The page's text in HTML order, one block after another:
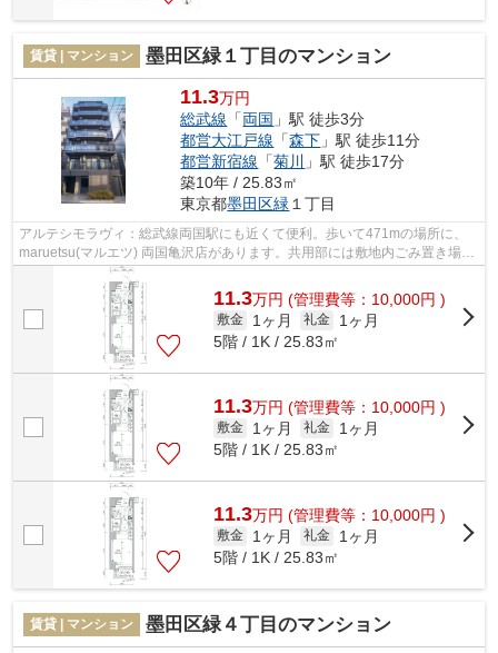
賃貸 | マンション 墨田区緑１丁目のマンション
11.3万円
総武線 「両国 」駅 徒歩3分
都営大江戸線 「森下 」駅 徒歩11分
都営新宿線 「菊川
」駅 徒歩17分
築10年 / 25.83㎡
東京都墨田区緑１丁目
アルテシモラヴィ：総武線両国駅にも近くて便利。歩いて471mの場所に、
maruetsu(マルエツ) 両国亀沢店があります。共用部には敷地内ごみ置き場・
エレベータなどが揃っております。2駅...
11.3万円 (管理費等：10,000円 )
敷金 1ヶ月 礼金
1ヶ月
5階 / 1K / 25.83㎡
11.3万円 (管理費等：10,000円 )
敷金 1ヶ月 礼金
1ヶ月
5階 / 1K / 25.83㎡
11.3万円 (管理費等：10,000円 )
敷金 1ヶ月 礼金
1ヶ月
5階 / 1K / 25.83㎡
賃貸 | マンション 墨田区緑４丁目のマンション